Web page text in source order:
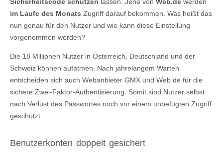
im Laufe des Monats Zugriff darauf bekommen. Was heißt das
nun genau für den Nutzer und wie kann diese Einstellung
vorgenommen werden?
Die 18 Millionen Nutzer in Österreich, Deutschland und der
Schweiz können aufatmen. Nach jahrelangem Warten
entscheiden sich auch Webanbieter GMX und Web.de für die
sichere Zwei-Faktor-Authentisierung. Somit sind Nutzer selbst
nach Verlust des Passwortes noch vor einem unbefugten Zugriff
geschützt.
Benutzerkonten doppelt gesichert